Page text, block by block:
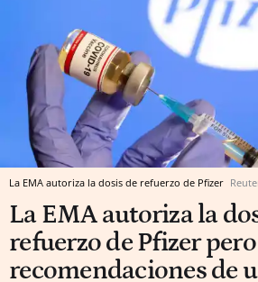
La EMA autoriza la dosis de refuerzo de Pfizer
La EMA autoriza la
refuerzo de Pfizer
recomendaciones de